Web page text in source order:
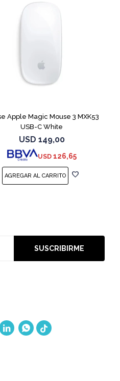
Apple Magic Mouse 3 MXK53
USB-C White
USD 149,00
USD 126,65
SUSCRIBIRME
 